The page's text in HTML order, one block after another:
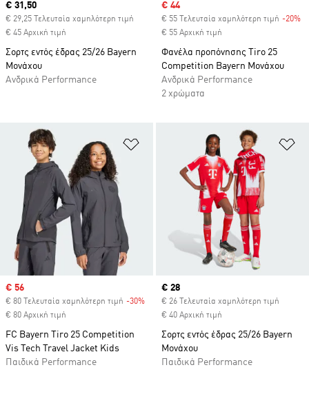
Current price
€ 31,50
€ 29,25 Τελευταία χαμηλότερη τιμή
€ 45 Αρχική τιμή
Σορτς εντός έδρας 25/26 Bayern
Μονάχου
Ανδρικά Performance
Sale price
€ 44
€ 55 Τελευταία χαμηλότερη τιμή -20%
€ 55 Αρχική τιμή
Φανέλα προπόνησης Tiro 25
Competition Bayern Μονάχου
Ανδρικά Performance
2 χρώματα
Προσθήκη στη Λίστα Επιθυμιών
Sale price
€ 56
€ 80 Τελευταία χαμηλότερη τιμή -30% Discount
€ 80 Αρχική τιμή
FC Bayern Tiro 25 Competition
Vis Tech Travel Jacket Kids
Παιδικά Performance
Current price
€ 28
€ 26 Τελευταία χαμηλότερη τιμή
€ 40 Αρχική τιμή
Σορτς εντός έδρας 25/26 Bayern
Μονάχου
Παιδικά Performance